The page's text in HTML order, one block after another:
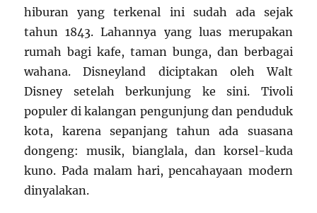
hiburan yang terkenal ini sudah ada sejak
tahun 1843. Lahannya yang luas merupakan
rumah bagi kafe, taman bunga, dan berbagai
wahana. Disneyland diciptakan oleh Walt
Disney setelah berkunjung ke sini. Tivoli
populer di kalangan pengunjung dan penduduk
kota, karena sepanjang tahun ada suasana
dongeng: musik, bianglala, dan korsel-kuda
kuno. Pada malam hari, pencahayaan modern
dinyalakan.